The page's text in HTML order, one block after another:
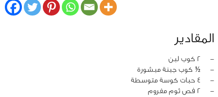
المقادير
‏-
2 كوب لبن
‏-
½ كوب جبنة مبشورة
‏-
4 حبات كوسة متوسطة
‏-
2 فص ثوم مفروم